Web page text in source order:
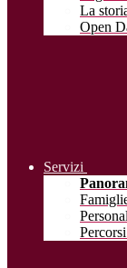
La
Open
Servizi